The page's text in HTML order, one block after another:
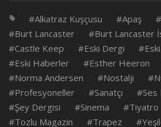
Alkatraz Kuşçusu Apaş
Burt Lancaster
Burt Lancaster
Castle Keep
Eski Dergi
Eski Haberler
Esther Heeron
Norma Andersen
Nostalji
Profesyoneller
Sanatçı
Ses
Şey Dergisi
Sinema Tiyatro
Tozlu Magazin
Trapez